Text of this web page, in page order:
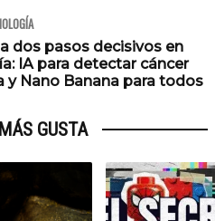
dos pasos decisivos en
IA para detectar cáncer
y Nano Banana para todos
GUSTA